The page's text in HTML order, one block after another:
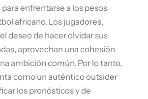
enfrentarse a los pesos
africano. Los jugadores,
deseo de hacer olvidar sus
aprovechan una cohesión
ambición común. Por lo tanto,
como un auténtico outsider
los pronósticos y de